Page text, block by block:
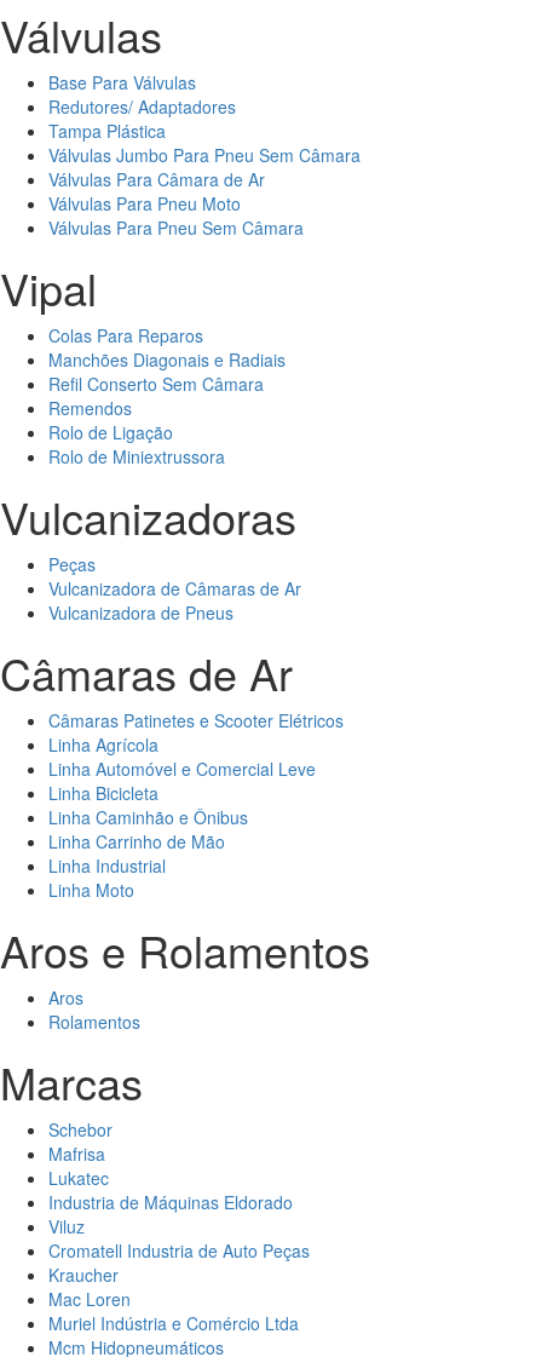
Válvulas
Base Para Válvulas
Redutores/ Adaptadores
Tampa Plástica
Válvulas Jumbo Para Pneu Sem Câmara
Válvulas Para Câmara de Ar
Válvulas Para Pneu Moto
Válvulas Para Pneu Sem Câmara
Vipal
Colas Para Reparos
Manchões Diagonais e Radiais
Refil Conserto Sem Câmara
Remendos
Rolo de Ligação
Rolo de Miniextrussora
Vulcanizadoras
Peças
Vulcanizadora de Câmaras de Ar
Vulcanizadora de Pneus
Câmaras de Ar
Câmaras Patinetes e Scooter Elétricos
Linha Agrícola
Linha Automóvel e Comercial Leve
Linha Bicicleta
Linha Caminhão e Ônibus
Linha Carrinho de Mão
Linha Industrial
Linha Moto
Aros e Rolamentos
Aros
Rolamentos
Marcas
Schebor
Mafrisa
Lukatec
Industria de Máquinas Eldorado
Viluz
Cromatell Industria de Auto Peças
Kraucher
Mac Loren
Muriel Indústria e Comércio Ltda
Mcm Hidopneumáticos